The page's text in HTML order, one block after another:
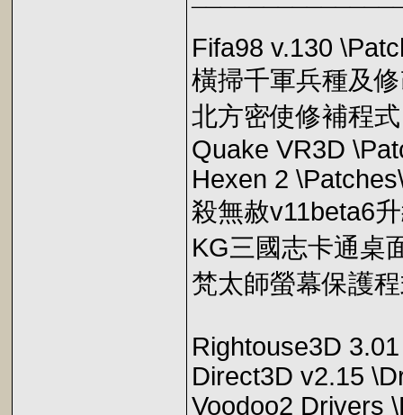
Fifa98 v.130
橫掃千軍兵種及
北方密使修補程
Quake VR3D
Hexen 2
殺無赦v11beta6
KG三國志卡通桌
梵太師螢幕保護
Rightouse3D
Direct3D v2.15
Voodoo2 Drivers